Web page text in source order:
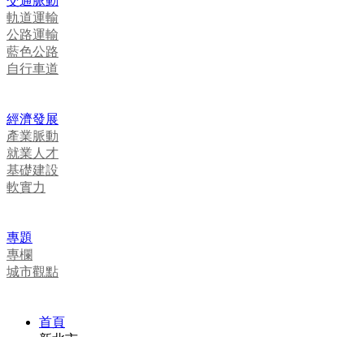
軌道運輸
公路運輸
藍色公路
自行車道
經濟發展
產業脈動
就業人才
基礎建設
軟實力
專題
專欄
城市觀點
首頁